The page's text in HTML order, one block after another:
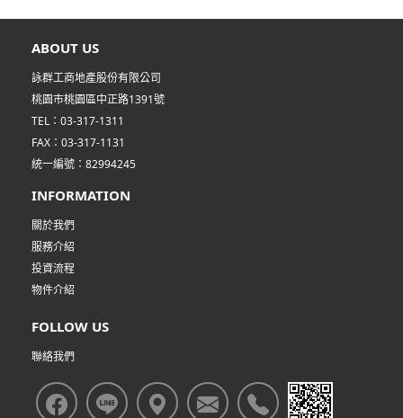
ABOUT US
詠群工商地產股份有限公司
桃園市桃園區中正路1391號
TEL：03-317-1311
FAX：03-317-1131
統一編號：82994245
INFORMATION
關於我們
服務介紹
投資流程
物件介紹
FOLLOW US
聯絡我們